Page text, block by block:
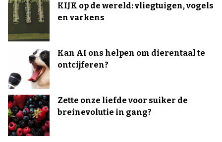
KIJK op de wereld: vliegtuigen, vogels
en varkens
Kan AI ons helpen om dierentaal te
ontcijferen?
Zette onze liefde voor suiker de
breinevolutie in gang?